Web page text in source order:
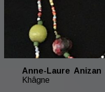
Anne-Laure Anizan
Khâgne